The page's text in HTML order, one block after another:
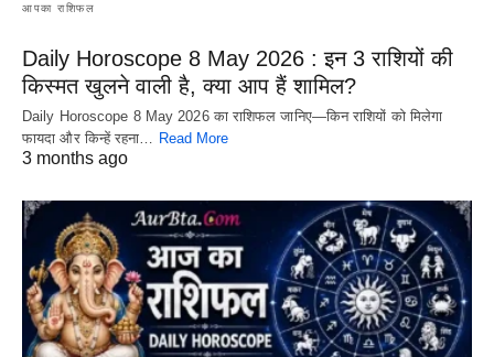
आपका राशिफल
Daily Horoscope 8 May 2026 : इन 3 राशियों की
किस्मत खुलने वाली है, क्या आप हैं शामिल?
Daily Horoscope 8 May 2026 का राशिफल जानिए—किन राशियों को मिलेगा
फायदा और किन्हें रहना…
Read More
3 months ago